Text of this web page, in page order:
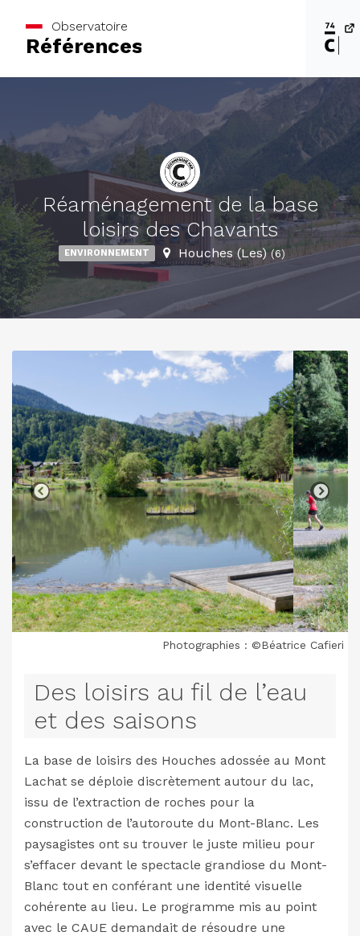
Références
Observatoire
Réaménagement de la base
loisirs des Chavants
ENVIRONNEMENT Houches (Les)(6)
Photographies : ©Béatrice Cafieri
Des loisirs au fil de l’eau
et des saisons
La base de loisirs des Houches adossée au Mont
Lachat se déploie discrètement autour du lac,
issu de l’extraction de roches pour la
construction de l’autoroute du Mont-Blanc. Les
paysagistes ont su trouver le juste milieu pour
s’effacer devant le spectacle grandiose du Mont-
Blanc tout en conférant une identité visuelle
cohérente au lieu. Le programme mis au point
avec le CAUE demandait de résoudre une